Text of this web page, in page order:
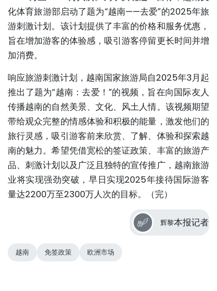
化体育旅游部启动了题为“越南——去爱”的2025年旅
游刺激计划。该计划提供了丰富的价格和服务优惠，
旨在增加游客的体验感，吸引游客停留更长时间并增
加消费。
响应旅游刺激计划，越南国家旅游局自2025年3月起
推出了题为“越南：去爱！”的视频，旨在向国际友人
传播越南的自然美景、文化、风土人情。该视频期望
带给观众完整的情感体验和积极的能量，激发他们的
旅行灵感，吸引游客前来欣赏、了解、体验和探索越
南的魅力。希望凭借宽松的签证政策、丰富的旅游产
品、刺激计划以及广泛且独特的宣传推广，越南旅游
业将实现强劲突破，早日实现2025年接待国际游客
量达2200万至2300万人次的目标。（完）
辉黎本报记者
越南 免签政策 欧洲市场